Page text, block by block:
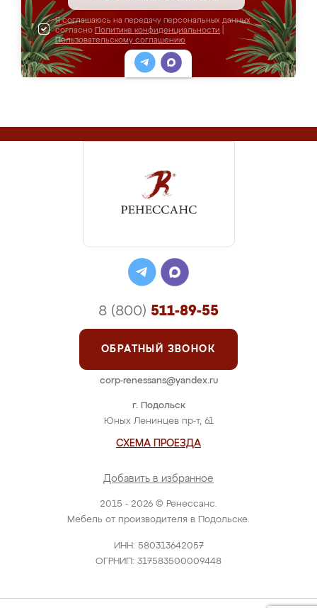
Я соглашаюсь на передачу персональных данных
согласно Политике конфиденциальности
Пользовательскому соглашению
2015 - 2026 © Ренессанс.
Мебель от производителя в Подольске.
ИНН: 580313642057
ОГРНИП: 317583500009448
г. Подольск
Юных Ленинцев пр-т, 61
СХЕМА ПРОЕЗДА
Добавить в избранное
8 (800) 511-89-55
ОБРАТНЫЙ ЗВОНОК
corp-renessans@yandex.ru